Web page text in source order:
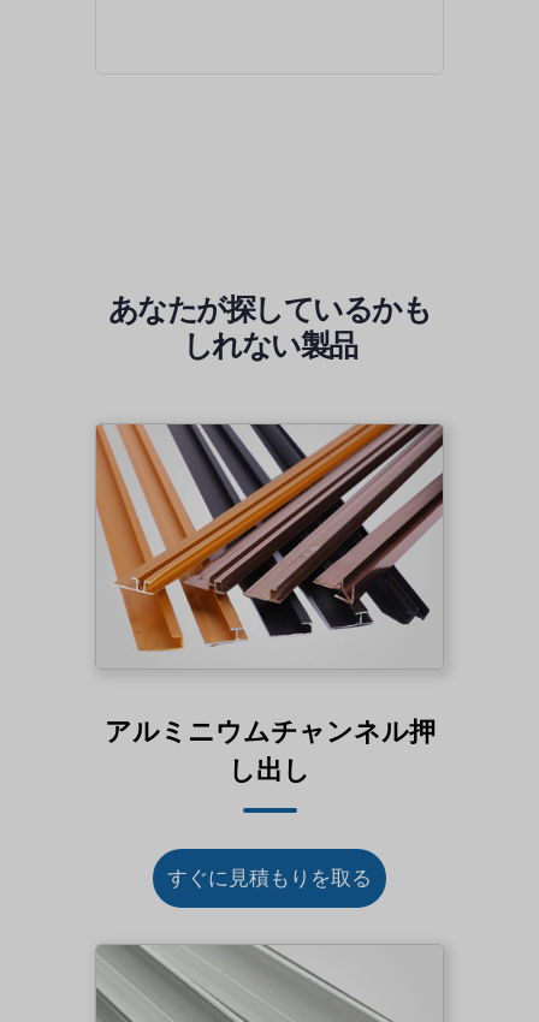
あなたが探しているかも
しれない製品
アルミニウムチャンネル押
し出し
すぐに見積もりを取る